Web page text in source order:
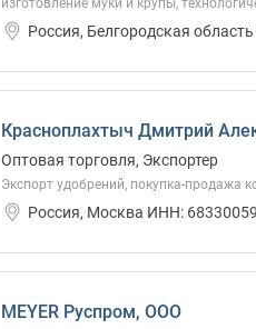
изготовление муки и крупы,
Россия, Белгородская
Красноплахтыч Дмитрий
Оптовая торговля, Экспортер
Экспорт удобрений, покупка-продажа
Россия, Москва ИНН:
MEYER Руспром, ООО